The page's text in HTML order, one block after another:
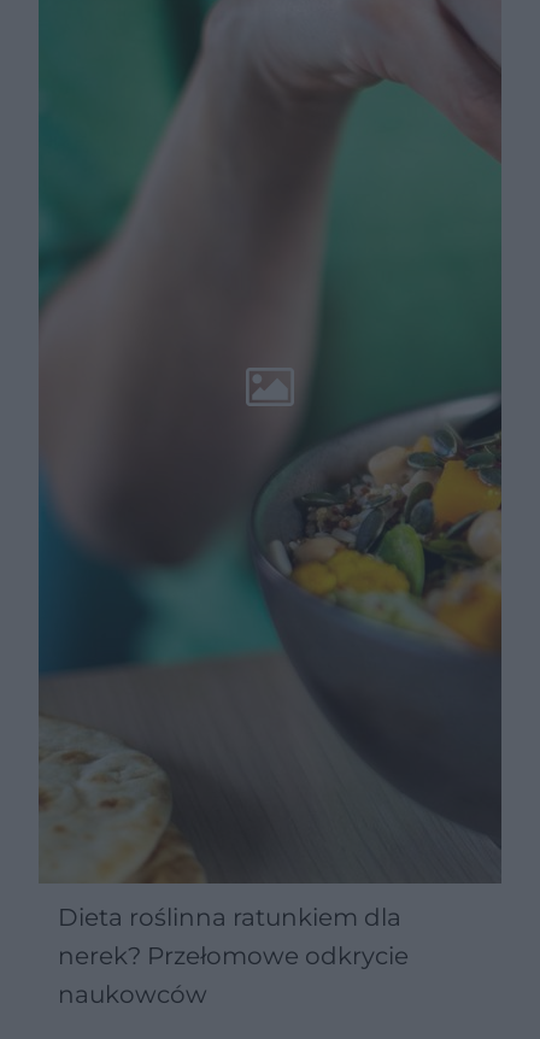
Dieta roślinna ratunkiem dla
nerek? Przełomowe odkrycie
naukowców